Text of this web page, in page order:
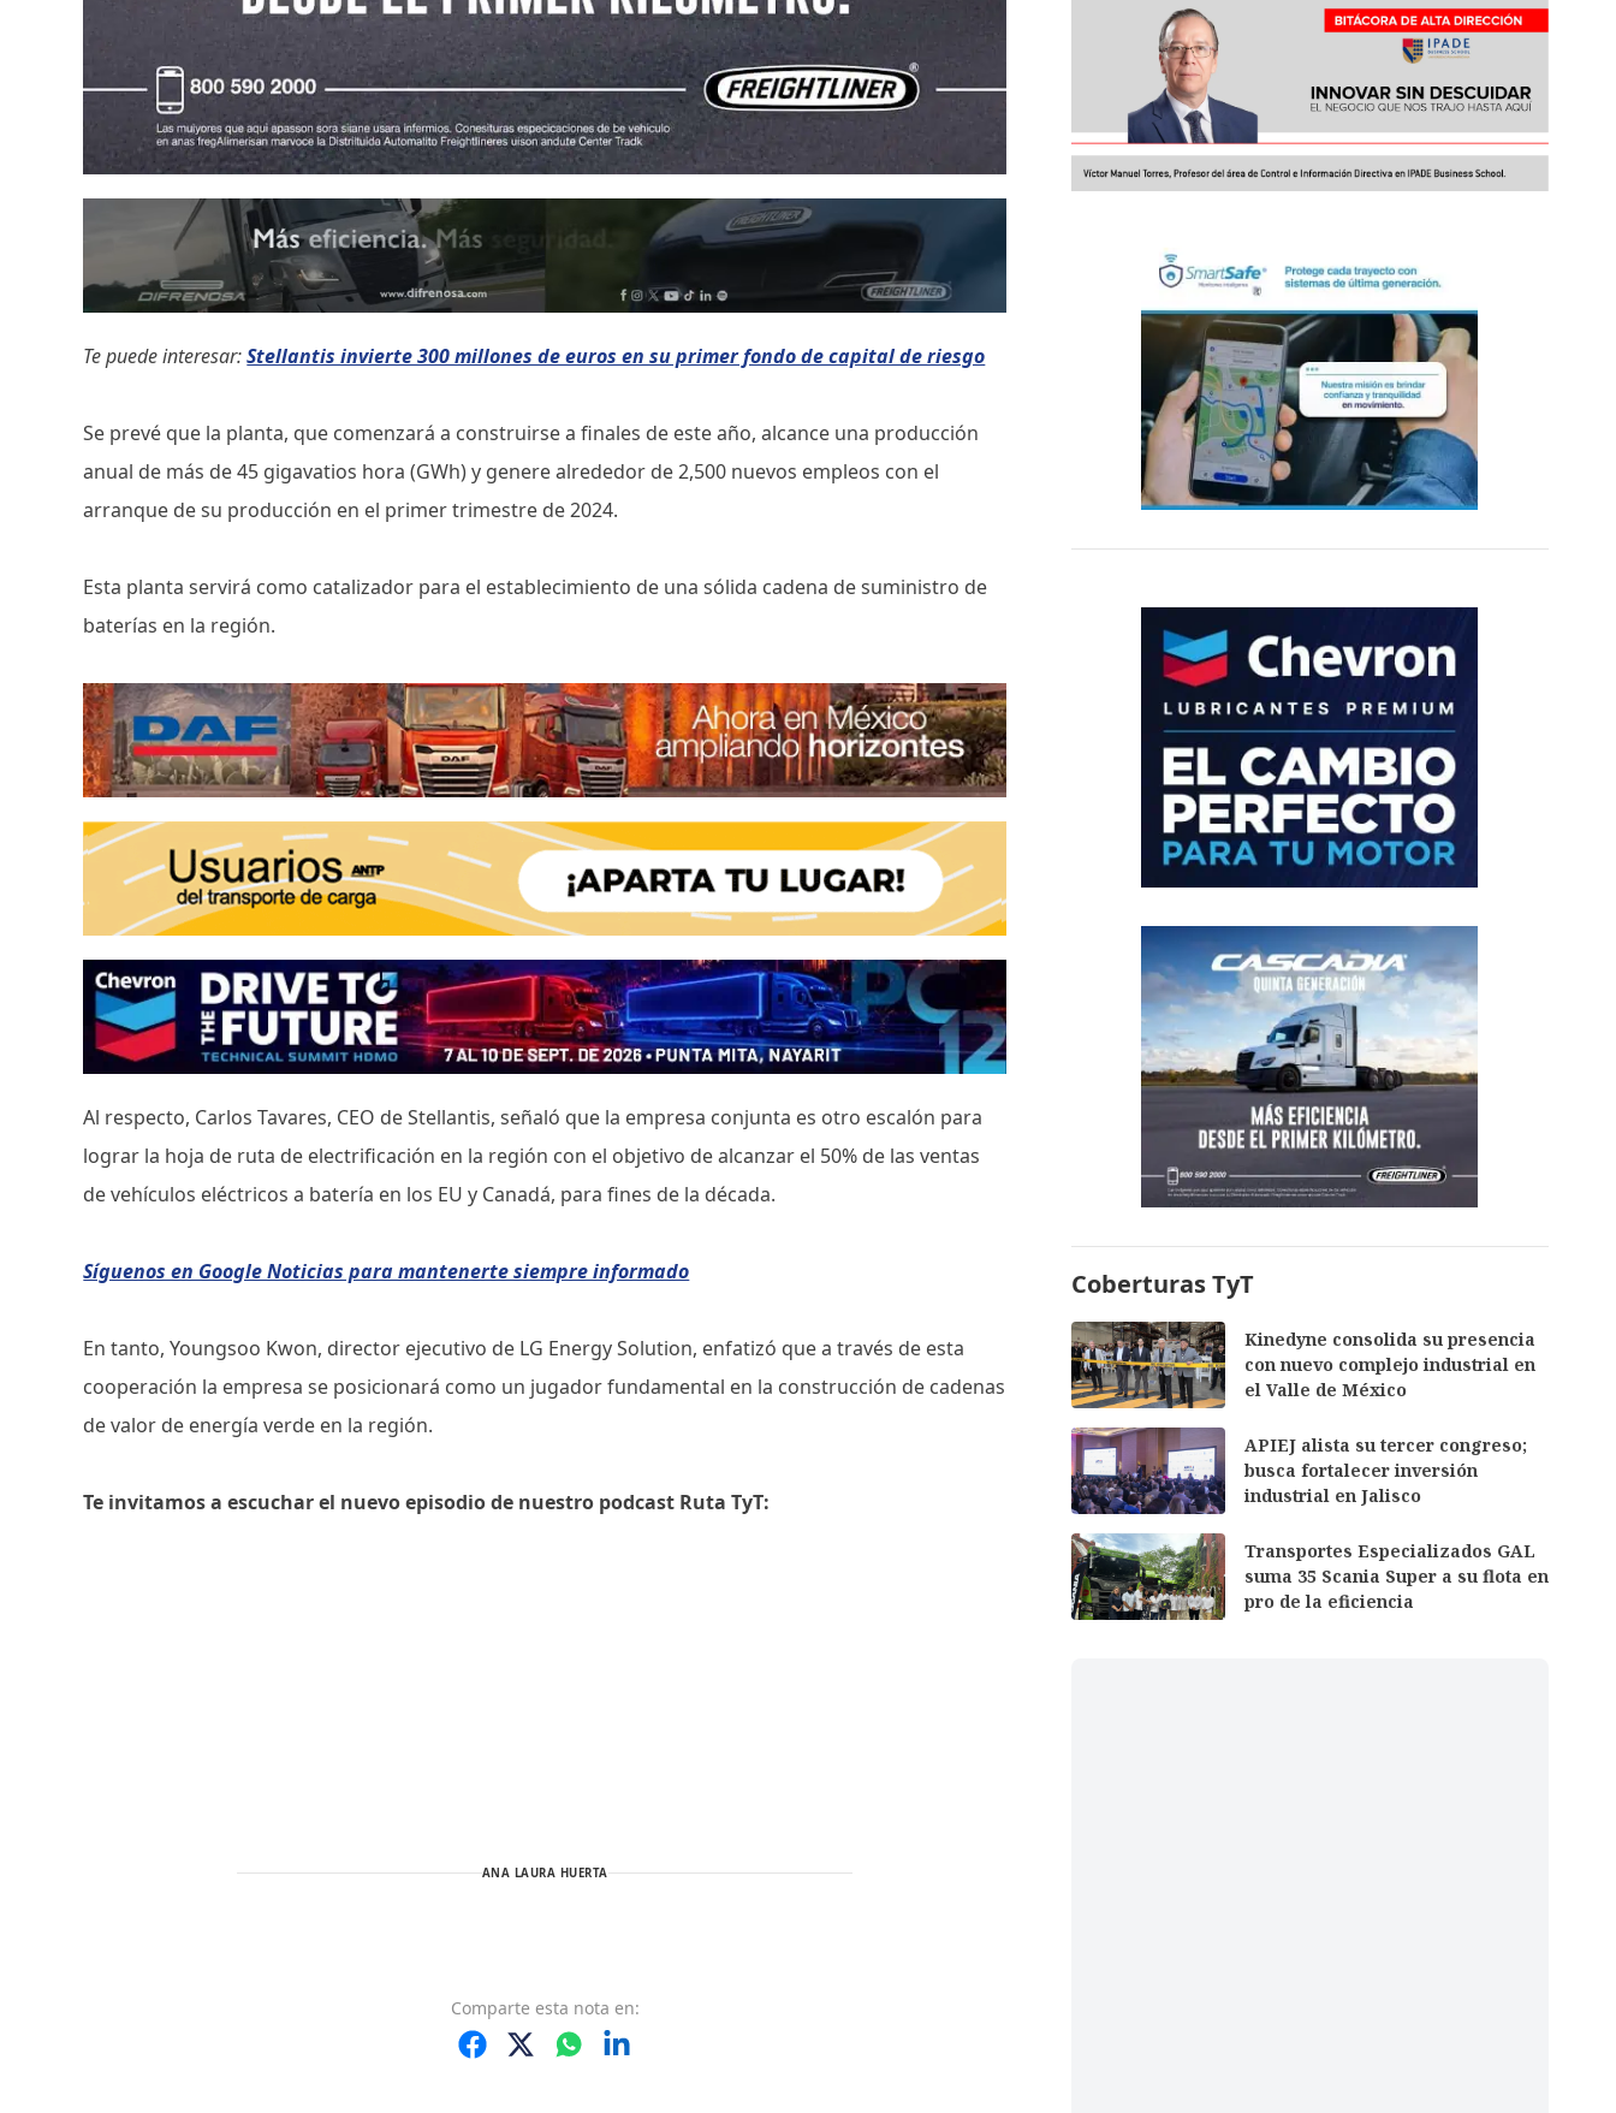
Te puede interesar:Stellantis invierte 300 millones de euros en su primer fondo de capital de riesgo
Se prevé que la planta, que comenzará a construirse a finales de este año, alcance una producción
anual de más de 45 gigavatios hora (GWh) y genere alrededor de 2,500 nuevos empleos con el
arranque de su producción en el primer trimestre de 2024.
Esta planta servirá como catalizador para el establecimiento de una sólida cadena de suministro de
baterías en la región.
Al respecto, Carlos Tavares, CEO de Stellantis, señaló que la empresa conjunta es otro escalón para
lograr la hoja de ruta de electrificación en la región con el objetivo de alcanzar el 50% de las ventas
de vehículos eléctricos a batería en los EU y Canadá, para fines de la década.
Síguenos en Google Noticias para mantenerte siempre informado
En tanto, Youngsoo Kwon, director ejecutivo de LG Energy Solution, enfatizó que a través de esta
cooperación la empresa se posicionará como un jugador fundamental en la construcción de cadenas
de valor de energía verde en la región.
Te invitamos a escuchar el nuevo episodio de nuestro podcast Ruta TyT:
ANA LAURA HUERTA
Comparte esta nota en:
Coberturas TyT
Kinedyne consolida su presencia
con nuevo complejo industrial en
el Valle de México
APIEJ alista su tercer congreso;
busca fortalecer inversión
industrial en Jalisco
Transportes Especializados GAL
suma 35 Scania Super a su flota en
pro de la eficiencia